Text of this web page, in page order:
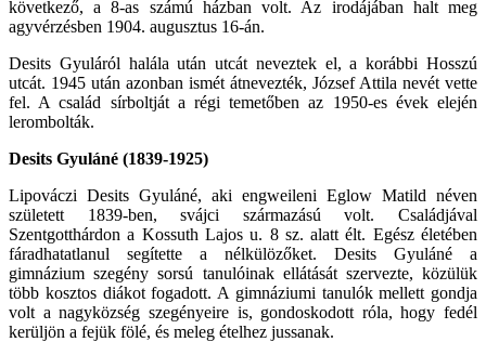
következő, a 8-as számú házban volt. Az irodájában halt meg
agyvérzésben 1904. augusztus 16-án.
Desits Gyuláról halála után utcát neveztek el, a korábbi Hosszú
utcát. 1945 után azonban ismét átnevezték, József Attila nevét vette
fel. A család sírboltját a régi temetőben az 1950-es évek elején
lerombolták.
Desits Gyuláné (1839-1925)
Lipováczi Desits Gyuláné, aki engweileni Eglow Matild néven
született 1839-ben, svájci származású volt. Családjával
Szentgotthárdon a Kossuth Lajos u. 8 sz. alatt élt. Egész életében
fáradhatatlanul segítette a nélkülözőket. Desits Gyuláné a
gimnázium szegény sorsú tanulóinak ellátását szervezte, közülük
több kosztos diákot fogadott. A gimnáziumi tanulók mellett gondja
volt a nagyközség szegényeire is, gondoskodott róla, hogy fedél
kerüljön a fejük fölé, és meleg ételhez jussanak.